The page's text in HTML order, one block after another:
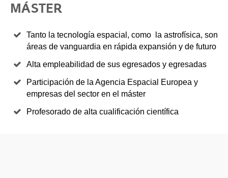
MÁSTER
Tanto la tecnología espacial, como la astrofísica, son
áreas de vanguardia en rápida expansión y de futuro
Alta empleabilidad de sus egresados y egresadas
Participación de la Agencia Espacial Europea y
empresas del sector en el máster
Profesorado de alta cualificación científica